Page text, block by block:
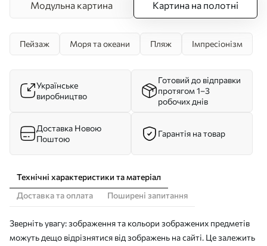
Модульна картина Картина на полотні
Пейзаж Моря та океани Пляж Імпресіонізм
Українське
виробництво
Готовий до відправки
протягом 1–3
робочих днів
Доставка Новою
Поштою
Гарантія на товар
Технічні характеристики та матеріал
Доставка та оплата
Поширені запитання
Зверніть увагу: зображення та кольори зображених предметів
можуть дещо відрізнятися від зображень на сайті. Це залежить